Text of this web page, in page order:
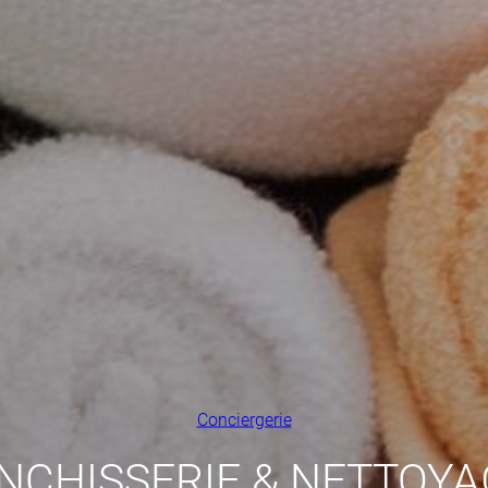
Conciergerie